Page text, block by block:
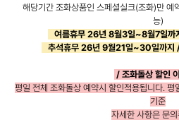
해당기간 조화상품인 스페셜실크(조화)만
능)
여름휴무 26년 8월3일~8월7일까
추석휴무 26년 9월21일~30일까지 /
/ 조화돌상 할인
평일 전체 조화돌상 예약시 할인적용됩니다. 평
기준
자세한 사항은 문